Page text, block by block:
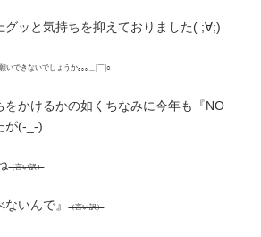
グッと気持ちを抑えておりました( ;∀;)
いできないでしょうか｡｡｡＿|￣|○
をかけるかの如くちなみに今年も『NO
が(-_-)
（言い訳）
ないんで』（言い訳）